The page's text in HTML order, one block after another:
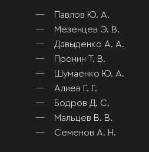
Павлов Ю. А.
Мезенцев Э. В.
Давыденко А. А.
Пронин Т. В.
Шумаенко Ю. А.
Алиев Г. Г.
Бодров Д. С.
Мальцев В. В.
Семенов А. Н.